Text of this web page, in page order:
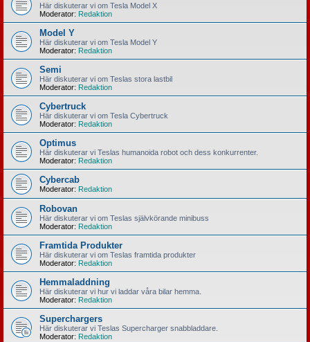
Här diskuterar vi om Tesla Model X
Moderator: Redaktion
Model Y
Här diskuterar vi om Tesla Model Y
Moderator: Redaktion
Semi
Här diskuterar vi om Teslas stora lastbil
Moderator: Redaktion
Cybertruck
Här diskuterar vi om Tesla Cybertruck
Moderator: Redaktion
Optimus
Här diskuterar vi Teslas humanoida robot och dess konkurrenter.
Moderator: Redaktion
Cybercab
Moderator: Redaktion
Robovan
Här diskuterar vi om Teslas självkörande minibuss
Moderator: Redaktion
Framtida Produkter
Här diskuterar vi om Teslas framtida produkter
Moderator: Redaktion
Hemmaladdning
Här diskuterar vi hur vi laddar våra bilar hemma.
Moderator: Redaktion
Superchargers
Här diskuterar vi Teslas Supercharger snabbladdare.
Moderator: Redaktion